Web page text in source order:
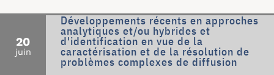
20
juin
Développements récents en approches
analytiques et/ou hybrides et
d'identification en vue de la
caractérisation et de la résolution de
problèmes complexes de diffusion